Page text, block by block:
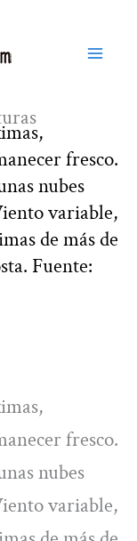
fresco.
nubes
variable,
de más de
Fuente:
fresco.
nubes
variable,